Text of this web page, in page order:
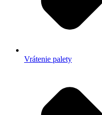
Vrátenie palety